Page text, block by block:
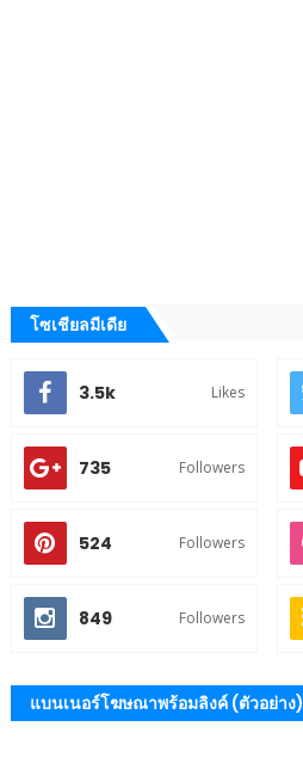
โซเชียลมีเดีย
3.5k Likes
735 Followers
524 Followers
849 Followers
แบนเนอร์โฆษณาพร้อมลิงค์ (ตัวอย่าง)